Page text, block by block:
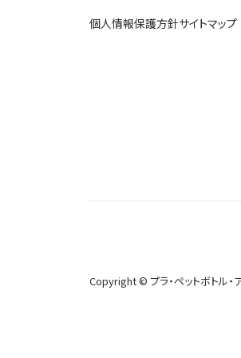
個人情報保護方針サイトマップ
Copyright © プラ・ペットボトル・